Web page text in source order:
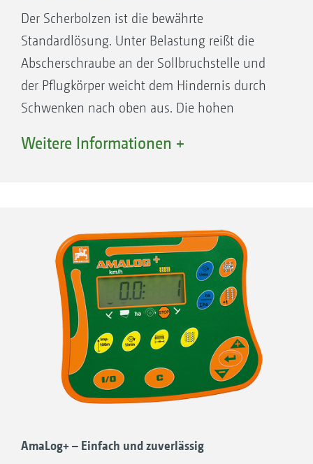
Arbeitsweise
Austauschbare Gelenkkugeln und
Kugelpfannen
Serienmäßige zusätzliche Abscherschraube
Der Scherbolzen ist die bewährte
Standardlösung. Unter Belastung reißt die
Abscherschraube an der Sollbruchstelle und
der Pflugkörper weicht dem Hindernis durch
Schwenken nach oben aus. Die hohen
einen Einsatz auch in schweren und harten
Abscherkraft 4.400 kg
Exaktes Abscheren durch doppelschnittige
und gehärtete Flanschplatten
Weitere Informationen +
AmaLog+ – Einfach und zuverlässig